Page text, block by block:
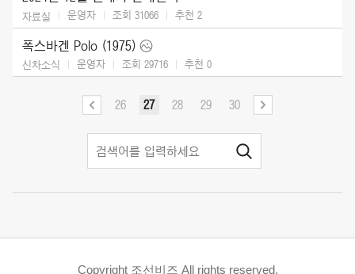
자료실 운영자 조회 31066 추천 2
폭스바겐 Polo (1975)
신차소식 운영자 조회 29716 추천 0
26 27 28 29 30
Copyright 조선비즈 All rights reserved.